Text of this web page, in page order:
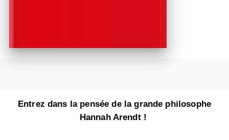
Entrez dans la pensée de la grande philosophe
Hannah Arendt !